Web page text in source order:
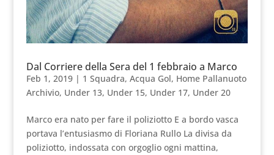
Dal Corriere della Sera del 1 febbraio a Marco
Feb 1, 2019| 1 Squadra, Acqua Gol, Home Pallanuoto
Archivio, Under 13, Under 15, Under 17, Under 20
Marco era nato per fare il poliziotto E a bordo vasca
portava l’entusiasmo di Floriana Rullo La divisa da
poliziotto, indossata con orgoglio ogni mattina,